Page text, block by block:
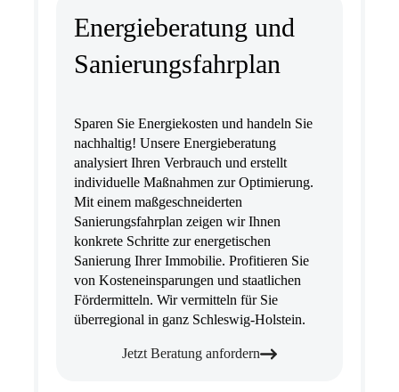
Energieberatung und
Sanierungsfahrplan
Sparen Sie Energiekosten und handeln Sie
nachhaltig! Unsere Energieberatung
analysiert Ihren Verbrauch und erstellt
individuelle Maßnahmen zur Optimierung.
Mit einem maßgeschneiderten
Sanierungsfahrplan zeigen wir Ihnen
konkrete Schritte zur energetischen
Sanierung Ihrer Immobilie. Profitieren Sie
von Kosteneinsparungen und staatlichen
Fördermitteln. Wir vermitteln für Sie
überregional in ganz Schleswig-Holstein.
Jetzt Beratung anfordern